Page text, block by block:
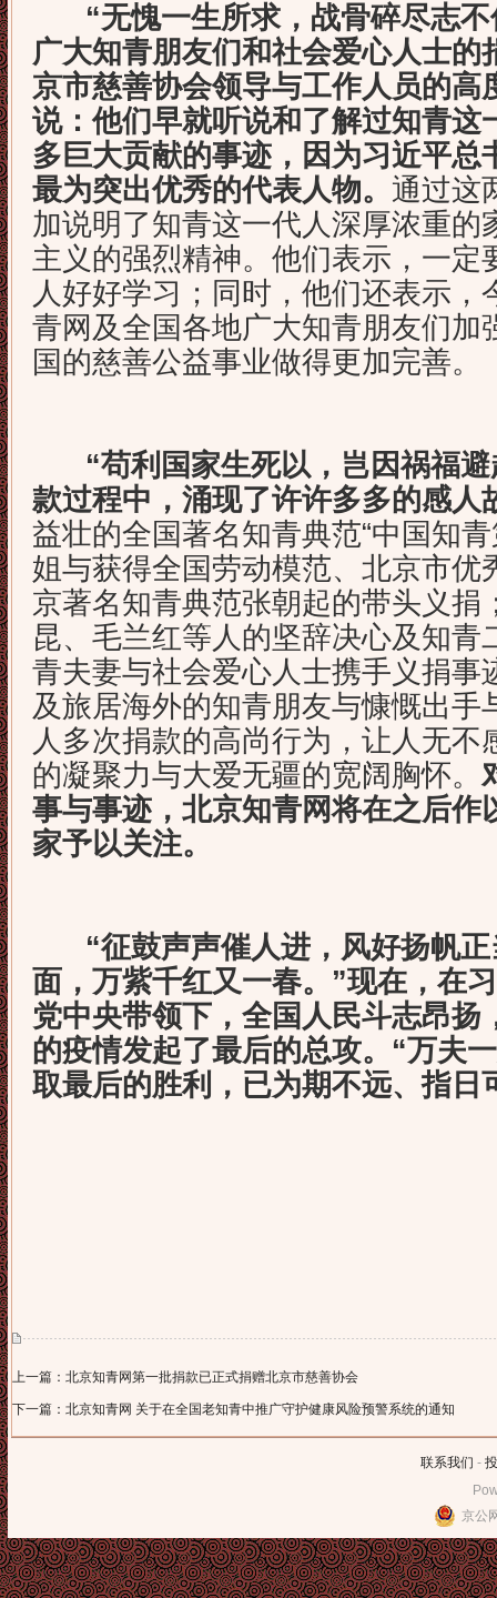
“无愧一生所求，战骨碎尽志
广大知青朋友们和社会爱心人士的
京市慈善协会领导与工作人员的高
说：他们早就听说和了解过知青这
多巨大贡献的事迹，因为习近平总
最为突出优秀的代表人物。 通过这
加说明了知青这一代人深厚浓重的
主义的强烈精神。他们表示，一定
人好好学习；同时，他们还表示，
青网及全国各地广大知青朋友们加
国的慈善公益事业做得更加完善。
“苟利国家生死以，岂因祸福
款过程中，涌现了许许多多的感人
益壮的全国著名知青典范“中国知
姐与获得全国劳动模范、北京市优
京著名知青典范张朝起的带头义捐
昆、毛兰红等人的坚辞决心及知青
青夫妻与社会爱心人士携手义捐事
及旅居海外的知青朋友与慷慨出手
人多次捐款的高尚行为，让人无不
的凝聚力与大爱无疆的宽阔胸怀。
事与事迹，北京知青网将在之后作
家予以关注。
“征鼓声声催人进，风好扬帆
面，万紫千红又一春。”现在，在
党中央带领下，全国人民斗志昂扬
的疫情发起了最后的总攻。“万夫
取最后的胜利，已为期不远、指日
上一篇：北京知青网第一批捐款已正式捐赠北京市慈善协会
下一篇：北京知青网 关于在全国老知青中推广守护健康风险预警系统的通知
联系我们 -
京公